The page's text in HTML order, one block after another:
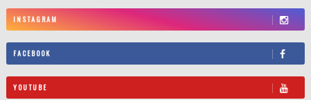
INSTAGRAM
FACEBOOK
YOUTUBE